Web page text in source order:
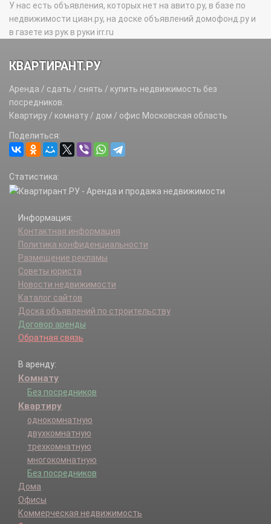
У нас есть объявления, которых нет на авито.ру, в базе по
недвижимости циан.ру, на доске объявлений домофонд.ру и
в газете из рук в руки irr.ru
КВАРТИРАНТ.РУ
Аренда / сдать / снять / купить недвижимость без
посредников.
Квартиру / комнату / дом / офис Московская область
Поделиться:
Статистика:
Информация:
Контактная информация
Политика конфиденциальности
Размещение рекламы
Советы юриста
Новости недвижимости
Каталог сайтов
Доска объявлений по строительству
Договор аренды
Обратная связь
В аренду:
Комнату
Без посредников
Квартиру
однокомнатную
двухкомнатную
трехкомнатную
многокомнатную
Без посредников
Дома
Офисы
Коммерческая недвижимость